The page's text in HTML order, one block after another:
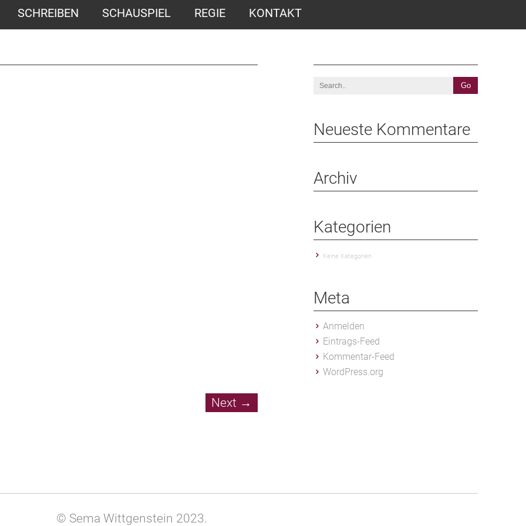
SCHREIBEN SCHAUSPIEL REGIE KONTAKT
Next →
Neueste Kommentare
Archiv
Kategorien
Keine Kategorien
Meta
Anmelden
Eintrags-Feed
Kommentar-Feed
WordPress.org
© Sema Wittgenstein 2023.